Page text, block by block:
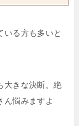
いる方も多いと
大きな決断。絶
ん悩みますよ